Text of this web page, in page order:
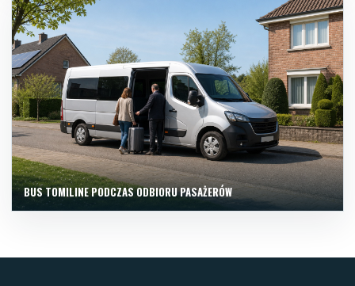
BUS TOMILINE PODCZAS ODBIORU PASAŻERÓW